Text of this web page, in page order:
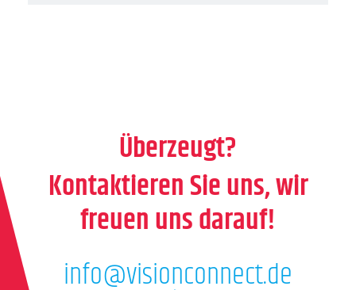
Überzeugt?
Kontaktieren Sie uns, wir
freuen uns darauf!
info@visionconnect.de